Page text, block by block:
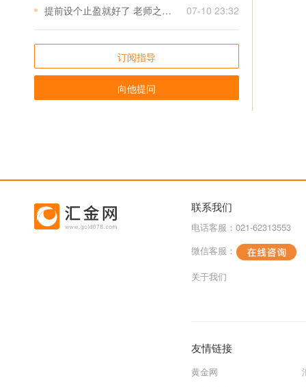
提前设个止盈就好了 老师之后给单可以先给个止盈 特别是美盘 真是来不及
07-10 23:32
订阅指导
向他提问
联系我们
电话客服：021-62313553
微信客服：
关于我们
友情链接
黄金网